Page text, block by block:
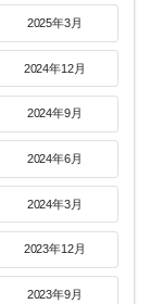
2025年3月
2024年12月
2024年9月
2024年6月
2024年3月
2023年12月
2023年9月